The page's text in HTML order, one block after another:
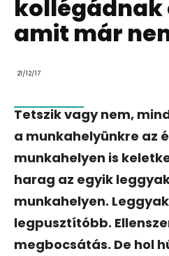
kollégádnak
amit már
21/12/17
Tetszik vagy nem,
a munkahelyünkre az
munkahelyen is
harag az egyik
munkahelyen.
legpusztítóbb.
megbocsátás. De hol